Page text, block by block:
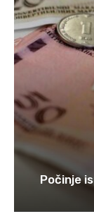
Počinje